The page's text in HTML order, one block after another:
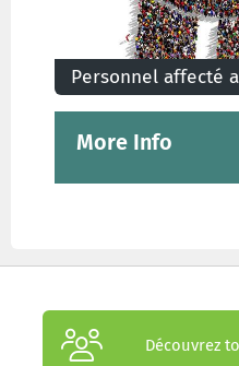
Personnel affecté
Prestations du
More Info
Découvrez